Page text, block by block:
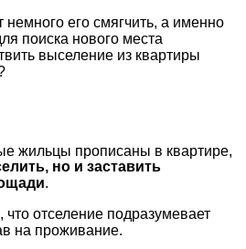
немного его смягчить, а именно
поиска нового места
выселение из квартиры
жильцы прописаны в квартире,
но и заставить
.
отселение подразумевает
на проживание.